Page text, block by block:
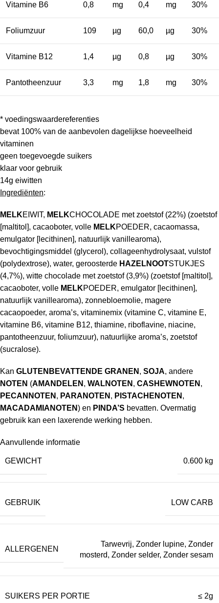
Vitamine B6 0,8 mg 0,4 mg 30%
Foliumzuur 109 µg 60,0 µg 30%
Vitamine B12 1,4 µg 0,8 µg 30%
Pantotheenzuur 3,3 mg 1,8 mg 30%
* voedingswaardereferenties
bevat 100% van de aanbevolen dagelijkse hoeveelheid
vitaminen
geen toegevoegde suikers
klaar voor gebruik
14g eiwitten
Ingrediënten:
MELKEIWIT, MELKCHOCOLADE met zoetstof (22%) (zoetstof
[maltitol], cacaoboter, volle MELKPOEDER, cacaomassa,
emulgator [lecithinen], natuurlijk vanillearoma),
bevochtigingsmiddel (glycerol), collageenhydrolysaat, vulstof
(polydextrose), water, geroosterde HAZELNOOTSTUKJES
(4,7%), witte chocolade met zoetstof (3,9%) (zoetstof [maltitol],
cacaoboter, volle MELKPOEDER, emulgator [lecithinen],
natuurlijk vanillearoma), zonnebloemolie, magere
cacaopoeder, aroma’s, vitaminemix (vitamine C, vitamine E,
vitamine B6, vitamine B12, thiamine, riboflavine, niacine,
pantotheenzuur, foliumzuur), natuurlijke aroma’s, zoetstof
(sucralose).
Kan GLUTENBEVATTENDE GRANEN , SOJA, andere
NOTEN (AMANDELEN , WALNOTEN , CASHEWNOTEN ,
PECANNOTEN , PARANOTEN , PISTACHENOTEN ,
MACADAMIANOTEN) en PINDA’S bevatten. Overmatig
gebruik kan een laxerende werking hebben.
Aanvullende informatie
GEWICHT 0.600 kg
GEBRUIK LOW CARB
ALLERGENEN
Tarwevrij, Zonder lupine, Zonder
mosterd, Zonder selder, Zonder sesam
SUIKERS PER PORTIE ≤ 2g